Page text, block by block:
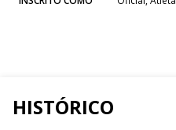
HISTÓRICO